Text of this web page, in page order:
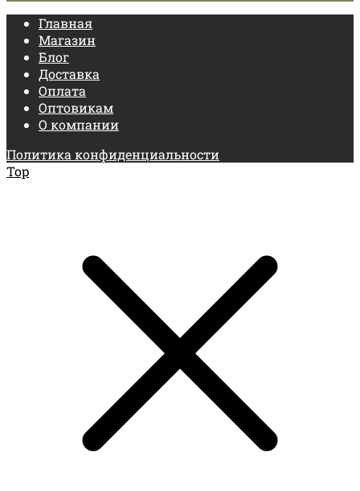
Главная
Магазин
Блог
Доставка
Оплата
Оптовикам
О компании
Политика конфиденциальности
Top